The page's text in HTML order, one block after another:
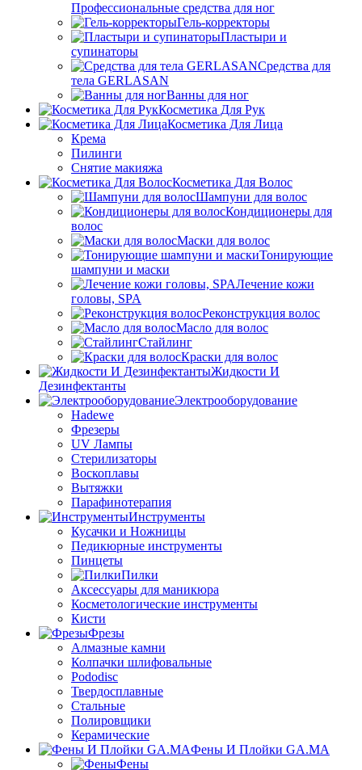
Профессиональные средства для ног
Гель-корректоры
Пластыри и
супинаторы
Средства для
тела GERLASAN
Ванны для ног
Косметика Для Рук
Косметика Для Лица
Крема
Пилинги
Снятие макияжа
Косметика Для Волос
Шампуни для волос
Кондиционеры для
волос
Маски для волос
Тонирующие
шампуни и маски
Лечение кожи
головы, SPA
Реконструкция волос
Масло для волос
Стайлинг
Краски для волос
Жидкости И
Дезинфектанты
Электрооборудование
Hadewe
Фрезеры
UV Лампы
Стерилизаторы
Воскоплавы
Вытяжки
Парафинотерапия
Инструменты
Кусачки и Ножницы
Педикюрные инструменты
Пинцеты
Пилки
Аксессуары для маникюра
Косметологические инструменты
Кисти
Фрезы
Алмазные камни
Колпачки шлифовальные
Pododisc
Твердосплавные
Стальные
Полировщики
Керамические
Фены И Плойки GA.MA
Фены